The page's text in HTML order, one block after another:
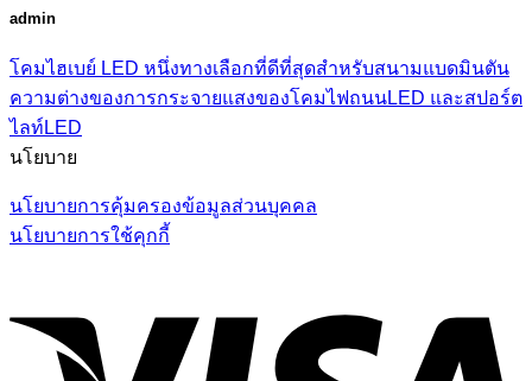
admin
โคมไฮเบย์ LED หนึ่งทางเลือกที่ดีที่สุดสำหรับสนามแบดมินตัน
ความต่างของการกระจายแสงของโคมไฟถนนLED และสปอร์ต
ไลท์LED
นโยบาย
นโยบายการคุ้มครองข้อมูลส่วนบุคคล
นโยบายการใช้คุกกี้